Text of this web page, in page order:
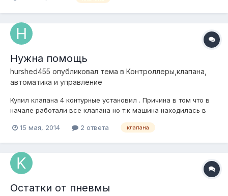
Нужна помощь
hurshed455 опубликовал тема в Контроллеры,клапана,
автоматика и управление
Купил клапана 4 контурные установил . Причина в том что в
начале работали все клапана но т.к машина находилась в
работает один контур т.е накачиваю ,а воздух не держит
менять клапан но не помо...
15 мая, 2014 2 ответа клапана
Остатки от пневмы